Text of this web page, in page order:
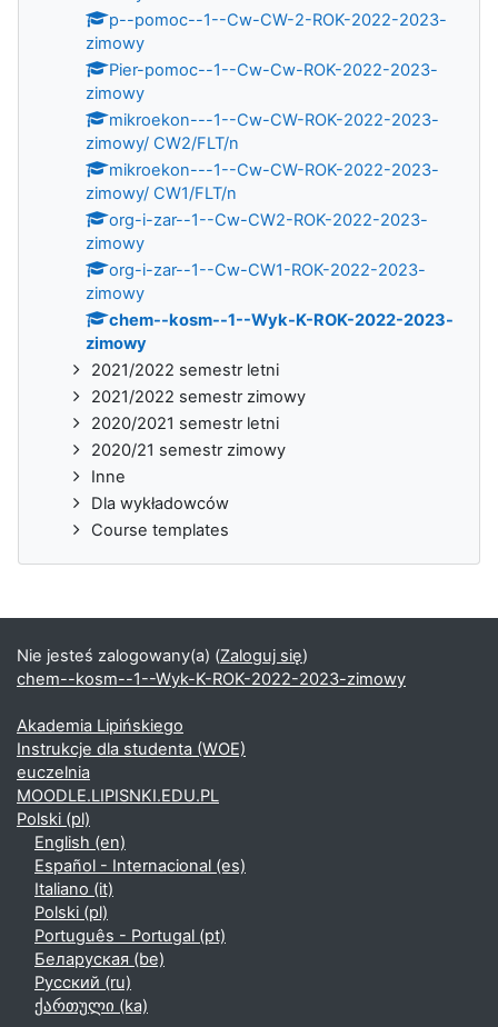
p--pomoc--1--Cw-CW-2-ROK-2022-2023-
zimowy
Pier-pomoc--1--Cw-Cw-ROK-2022-2023-
zimowy
mikroekon---1--Cw-CW-ROK-2022-2023-
zimowy/ CW2/FLT/n
mikroekon---1--Cw-CW-ROK-2022-2023-
zimowy/ CW1/FLT/n
org-i-zar--1--Cw-CW2-ROK-2022-2023-
zimowy
org-i-zar--1--Cw-CW1-ROK-2022-2023-
zimowy
chem--kosm--1--Wyk-K-ROK-2022-2023-
zimowy
2021/2022 semestr letni
2021/2022 semestr zimowy
2020/2021 semestr letni
2020/21 semestr zimowy
Inne
Dla wykładowców
Course templates
Nie jesteś zalogowany(a) (Zaloguj się)
chem--kosm--1--Wyk-K-ROK-2022-2023-zimowy
Akademia Lipińskiego
Instrukcje dla studenta (WOE)
euczelnia
MOODLE.LIPISNKI.EDU.PL
Polski ‎(pl)‎
English ‎(en)‎
Español - Internacional ‎(es)‎
Italiano ‎(it)‎
Polski ‎(pl)‎
Português - Portugal ‎(pt)‎
Беларуская ‎(be)‎
Русский ‎(ru)‎
ქართული ‎(ka)‎